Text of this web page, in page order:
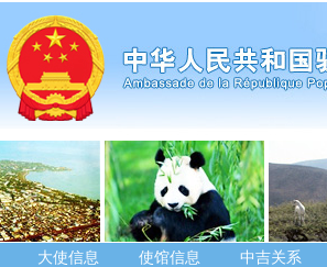
大使信息 使馆信息 中吉关系